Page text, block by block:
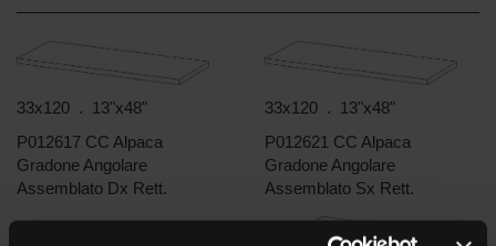
33x120 . 13"x48"
P012617 CC Alpaca
Gradone Angolare
Assemblato Dx Rett.
33x120 . 13"x48"
P012621 CC Alpaca
Gradone Angolare
Assemblato Sx Rett.